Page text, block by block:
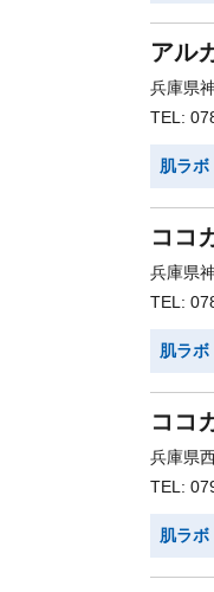
アル
兵庫県
TEL:
肌ラ
ココ
兵庫県
TEL:
肌ラ
ココ
兵庫県
TEL:
肌ラ